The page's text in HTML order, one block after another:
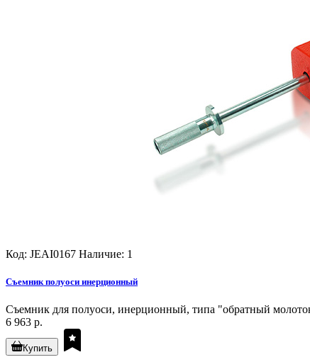
Код: JEAI0167 Наличие: 1
Съемник полуоси инерционный
Съемник для полуоси, инерционный, типа "обратный
6 963 р.
Купить